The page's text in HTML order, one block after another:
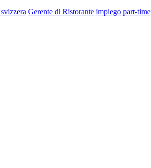
Gerente di Ristorante impiego part-time